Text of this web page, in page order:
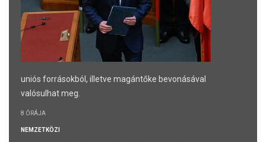
uniós forrásokból, illetve magántőke bevonásával
valósulhat meg.
8 ÓRÁJA
NEMZETKÖZI